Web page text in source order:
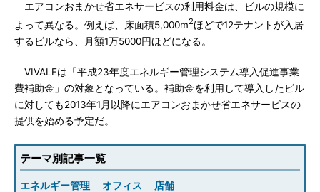
エアコンおまかせ省エネサービスの利用料金は、ビルの規模に
よって異なる。例えば、床面積5,000m2ほどで12テナントが入居
するビルなら、月額1万5000円ほどになる。
VIVALEは「平成23年度エネルギー管理システム導入促進事業
費補助金」の対象となっている。補助金を利用して導入したビル
に対しても2013年1月以降にエアコンおまかせ省エネサービスの
提供を始める予定だ。
テーマ別記事一覧
エネルギー管理 オフィス 店舗